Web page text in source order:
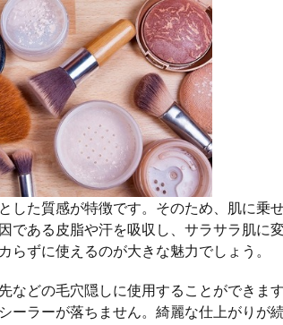
した質感が特徴です。そのため、肌に乗
である皮脂や汗を吸収し、サラサラ肌に
ずに使えるのが大きな魅力でしょう。
などの毛穴隠しに使用することができま
ーラーが落ちません。綺麗な仕上がりが続